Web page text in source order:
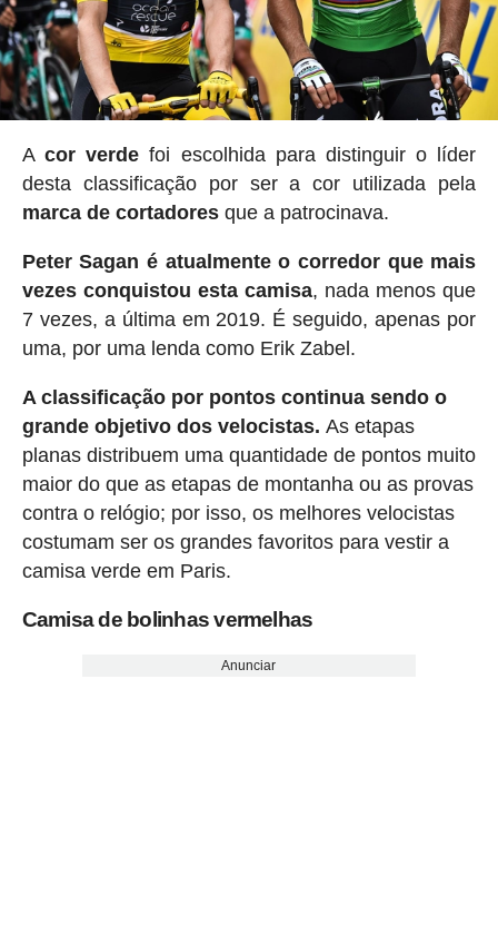
A cor verde foi escolhida para distinguir o líder
desta classificação por ser a cor utilizada pela
marca de cortadoresque a patrocinava.
Peter Sagan é atualmente o corredor que mais
vezes conquistou esta camisa, nada menos que
7 vezes, a última em 2019. É seguido, apenas por
uma, por uma lenda como Erik Zabel.
A classificação por pontos continua sendo o
grande objetivo dos velocistas. As etapas
planas distribuem uma quantidade de pontos muito
maior do que as etapas de montanha ou as provas
contra o relógio; por isso, os melhores velocistas
costumam ser os grandes favoritos para vestir a
camisa verde em Paris.
Camisa de bolinhas vermelhas
Anunciar